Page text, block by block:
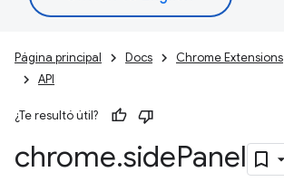
Página principal Docs Chrome Extensions
API
¿Te resultó útil?
chrome.sidePanel